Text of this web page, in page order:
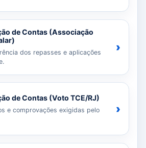
de Contas (Associação
dos repasses e aplicações
›
de Contas (Voto TCE/RJ)
e comprovações exigidas pelo
›